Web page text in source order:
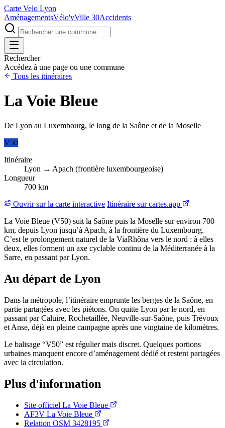
Carte Velo Lyon
AménagementsVélo'vVille 30Accidents
Rechercher
Accédez à une page ou une commune
Tous les itinéraires
La Voie Bleue
De Lyon au Luxembourg, le long de la Saône et de la Moselle
V50
Itinéraire
Lyon → Apach (frontière luxembourgeoise)
Longueur
700 km
Ouvrir sur la carte interactive Itinéraire sur cartes.app
La Voie Bleue (V50) suit la Saône puis la Moselle sur environ 700
km, depuis Lyon jusqu’à Apach, à la frontière du Luxembourg.
C’est le prolongement naturel de la ViaRhôna vers le nord : à elles
deux, elles forment un axe cyclable continu de la Méditerranée à la
Sarre, en passant par Lyon.
Au départ de Lyon
Dans la métropole, l’itinéraire emprunte les berges de la Saône, en
partie partagées avec les piétons. On quitte Lyon par le nord, en
passant par Caluire, Rochetaillée, Neuville-sur-Saône, puis Trévoux
et Anse, déjà en pleine campagne après une vingtaine de kilomètres.
Le balisage “V50” est régulier mais discret. Quelques portions
urbaines manquent encore d’aménagement dédié et restent partagées
avec la circulation.
Plus d'information
Site officiel La Voie Bleue
AF3V La Voie Bleue
Relation OSM 3428195